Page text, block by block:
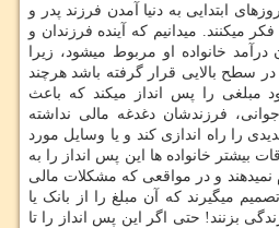
ابتدایی به دنیا آمدن فرزند پدر و
میکنند. میدانیم که آینده فرزندان و
خانواده او مربوط میشود، زیرا
در سطح بالایی قرار گرفته باشد هرچند
مبلغی را پس انداز میکند که باعث
فرزندشان دغدغه مالی نداشته
را راه اندازی کند و یا وسایل مورد
بیشتر خانواده ها این پس انداز را به
و در مواقعی که مشکلات مالی
میگیرند که آن مبلغ را از بانک یا
بزنند! حتی اگر این پس انداز را تا